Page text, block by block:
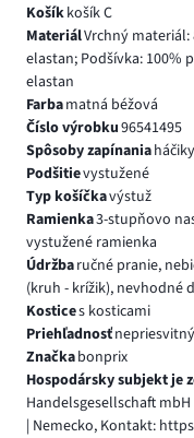
Košíkkošík C
MateriálVrchný
elastan; Podšívka: 100%
elastan
Farbamatná béžová
Číslo výrobku96541495
Spôsoby zapínania
Podšitievystužené
Typ košíčkavýstuž
Ramienka3-stupňovo
vystužené ramienka
Údržbaručné pranie,
(kruh - krížik), nevhodné
Kostices kosticami
Priehľadnosťnepriesvitný
Značkabonprix
Hospodársky subjekt je
Handelsgesellschaft
| Nemecko, Kontakt: